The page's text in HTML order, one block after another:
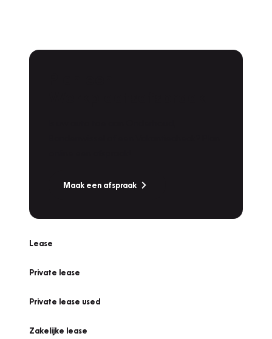
Maak een afspraak
Lease
Private lease
Private lease used
Zakelijke lease